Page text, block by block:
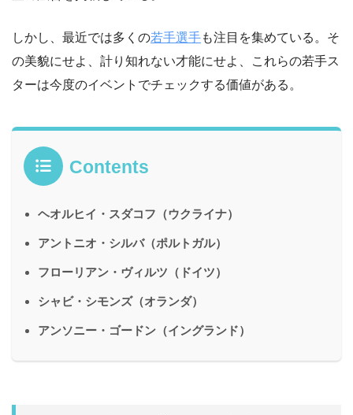
しかし、最近では多くの若手選手も注目を集めている。そ
の美貌にせよ、計り知れない才能にせよ、これらの若手ス
ターは今度のイベントでチェックする価値がある。
Contents
ヘオルヒイ・スダコフ（ウクライナ）
アントニオ・シルバ（ポルトガル）
フローリアン・ヴィルツ（ドイツ）
シャビ・シモンズ（オランダ）
アンソニー・ゴードン（イングランド）